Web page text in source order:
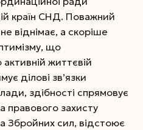
країн СНД. Поважний
віднімає, а скоріше
що
життєвій
ділові зв’язки
здібності спрямовує
правового захисту
Збройних сил, відстоює